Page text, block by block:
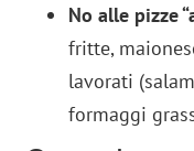
No alle pizze
fritte,
lavorati
formaggi